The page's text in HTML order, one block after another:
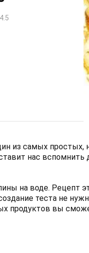
4.5
из самых простых,
нас вспомнить
на воде. Рецепт
теста не
продуктов вы